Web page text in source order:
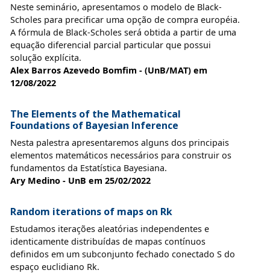
Neste seminário, apresentamos o modelo de Black-
Scholes para precificar uma opção de compra européia.
A fórmula de Black-Scholes será obtida a partir de uma
equação diferencial parcial particular que possui
solução explícita.
Alex Barros Azevedo Bomfim - (UnB/MAT) em
12/08/2022
The Elements of the Mathematical
Foundations of Bayesian Inference
Nesta palestra apresentaremos alguns dos principais
elementos matemáticos necessários para construir os
fundamentos da Estatística Bayesiana.
Ary Medino - UnB em 25/02/2022
Random iterations of maps on Rk
Estudamos iterações aleatórias independentes e
identicamente distribuídas de mapas contínuos
definidos em um subconjunto fechado conectado S do
espaço euclidiano Rk.